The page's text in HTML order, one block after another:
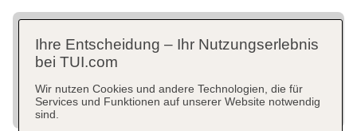
Ihre Entscheidung – Ihr Nutzungserlebnis
bei TUI.com
Wir nutzen Cookies und andere Technologien, die für
Services und Funktionen auf unserer Website notwendig
sind.